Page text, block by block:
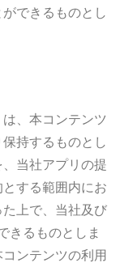
できるものとし
、本コンテンツ
持するものとし
当社アプリの提
する範囲内にお
上で、当社及び
きるものとしま
ンテンツの利用